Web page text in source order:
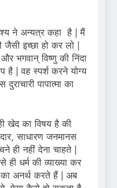
ने अन्यत्र कहा है | मैं
जैसी इच्छा हो कर लो |
भगवान् विष्णु की निंदा
है | वह स्पर्श करने योग्य
पापात्मा का
खेद का विषय है की
साधारण जनमानस
ही नहीं देना चाहते |
ही धर्म की व्याख्या कर
अनर्थ करते हैं | अब